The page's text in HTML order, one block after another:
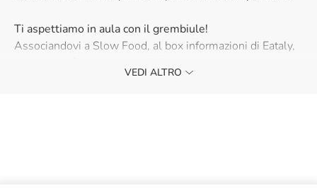
Ti aspettiamo in aula con il grembiule!
Associandovi a Slow Food, al box informazioni di Eataly,
sconto del 10% sul costo di tutti i corsi (il costo della
VEDI ALTRO